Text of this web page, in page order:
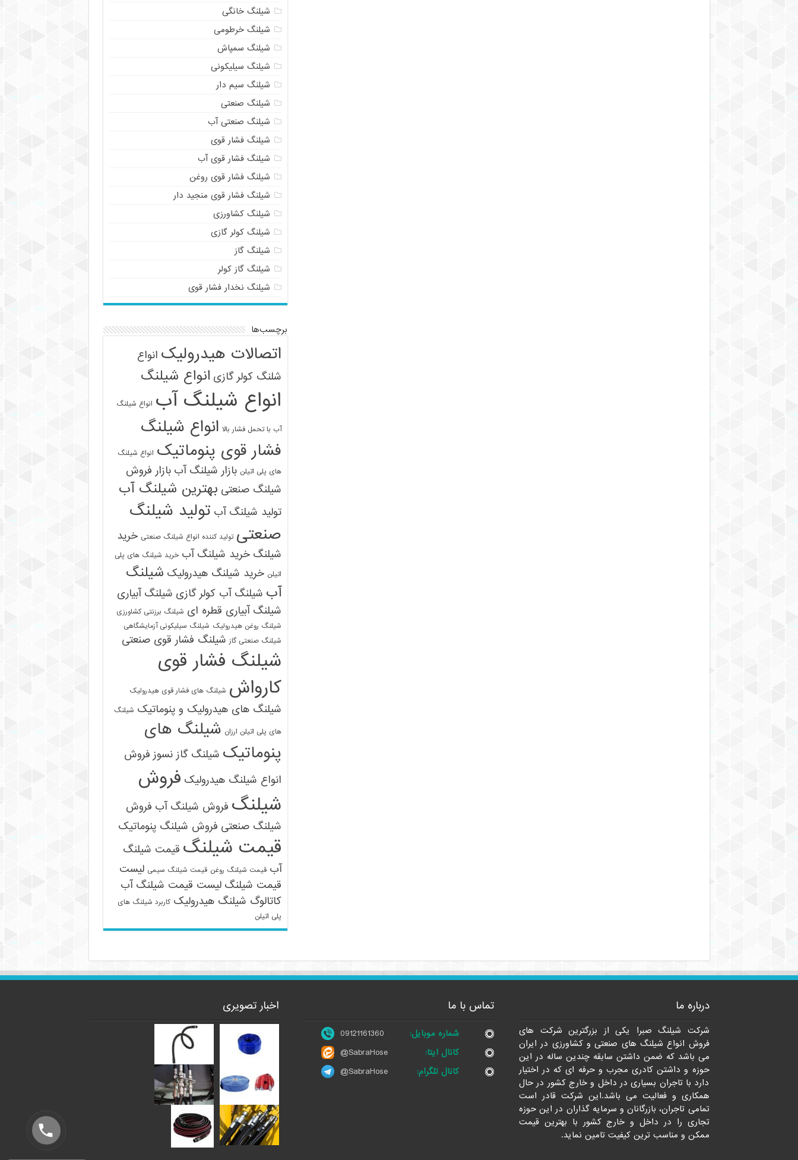
شیلنگ خانگی
شیلنگ خرطومی
شیلنگ سمپاش
شیلنگ سیلیکونی
شیلنگ سیم دار
شیلنگ صنعتی
شیلنگ صنعتی آب
شیلنگ فشار قوی
شیلنگ فشار قوی آب
شیلنگ فشار قوی روغن
شیلنگ فشار قوی منجید دار
شیلنگ کشاورزی
شیلنگ کولر گازی
شیلنگ گاز
شیلنگ گاز کولر
شیلنگ نخدار فشار قوی
برچسب‌ها
اتصالات هیدرولیک انواع
شلنگ کولر گازی انواع شیلنگ
انواع شیلنگ آب انواع شیلنگ
آب با تحمل فشار بالا انواع شیلنگ
فشار قوی پنوماتیک انواع شیلنگ
های پلی اتیلن بازار شیلنگ آب بازار فروش
شیلنگ صنعتی بهترین شیلنگ آب
تولید شیلنگ آب تولید شیلنگ
صنعتی تولید کننده انواع شیلنگ صنعتی خرید
شیلنگ خرید شیلنگ آب خرید شیلنگ های پلی
اتیلن خرید شیلنگ هیدرولیک شیلنگ
آب شیلنگ آب کولر گازی شیلنگ آبیاری
شیلنگ آبیاری قطره ای شیلنگ برزنتی کشاورزی
شیلنگ روغن هیدرولیک شیلنگ سیلیکونی آزمایشگاهی
شیلنگ صنعتی گاز شیلنگ فشار قوی صنعتی
شیلنگ فشار قوی
کارواش شیلنگ های فشار قوی هیدرولیک
شیلنگ های هیدرولیک و پنوماتیک شیلنگ
های پلی اتیلن ارزان شیلنگ های
پنوماتیک شیلنگ گاز نسوز فروش
انواع شیلنگ هیدرولیک فروش
شیلنگ فروش شیلنگ آب فروش
شیلنگ صنعتی فروش شیلنگ پنوماتیک
قیمت شیلنگ قیمت شیلنگ
آب قیمت شیلنگ روغن قیمت شیلنگ سیمی لیست
قیمت شیلنگ لیست قیمت شیلنگ آب
کاتالوگ شیلنگ هیدرولیک کاربرد شیلنگ های
پلی اتیلن
درباره ما
شرکت شیلنگ صبرا یکی از بزرگترین شرکت های
فروش انواع شیلنگ های صنعتی و کشاورزی در ایران
می باشد که ضمن داشتن سابقه چندین ساله در این
حوزه و داشتن کادری مجرب و حرفه ای که در اختیار
دارد با تاجران بسیاری در داخل و خارج کشور در حال
همکاری و فعالیت می باشد.این شرکت قادر است
تمامی تاجران، بازرگانان و سرمایه گذاران در این حوزه
تجاری را در داخل و خارج کشور با بهترین قیمت
ممکن و مناسب ترین کیفیت تامین نماید.
تماس با ما
شماره موبایل:
09121161360
کانال ایتا:
@SabraHose
کانال تلگرام:
@SabraHose
اخبار تصویری